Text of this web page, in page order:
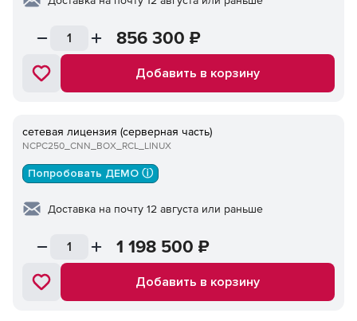
856 300 ₽
Добавить в корзину
сетевая лицензия (серверная часть)
NCPC250_CNN_BOX_RCL_LINUX
Попробовать ДЕМО ⓘ
Доставка на почту 12 августа или раньше
1 198 500 ₽
Добавить в корзину